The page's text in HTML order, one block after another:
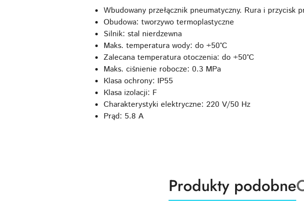
Wbudowany przełącznik pneumatyczny. Rura i przycisk
Obudowa: tworzywo termoplastyczne
Silnik: stal nierdzewna
Maks. temperatura wody: do +50°C
Zalecana temperatura otoczenia: do +50°C
Maks. ciśnienie robocze: 0.3 MPa
Klasa ochrony: IP55
Klasa izolacji: F
Charakterystyki elektryczne: 220 V/50 Hz
Prąd: 5.8 A
Produkty
o
Produkty podobne
o